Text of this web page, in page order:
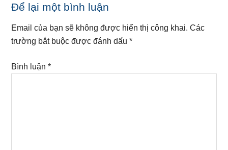
Reader
Interactions
Để lại một bình luận
Email của bạn sẽ không được hiển thị công khai. Các
trường bắt buộc được đánh dấu*
Bình luận*